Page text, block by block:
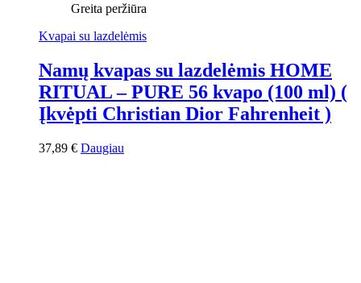
Greita peržiūra
Kvapai su lazdelėmis
Namų kvapas su lazdelėmis HOME
RITUAL – PURE 56 kvapo (100 ml) (
Įkvėpti Christian Dior Fahrenheit )
37,89 € Daugiau